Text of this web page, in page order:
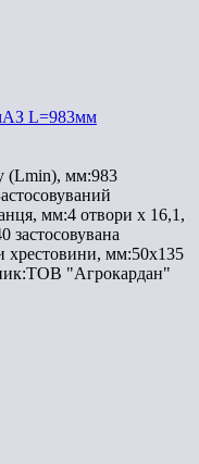
L=983мм
(Lmin), мм:983
мм:4 отвори х 16,1,
застосовувана
хрестовини, мм:50х135
ТОВ "Агрокардан"